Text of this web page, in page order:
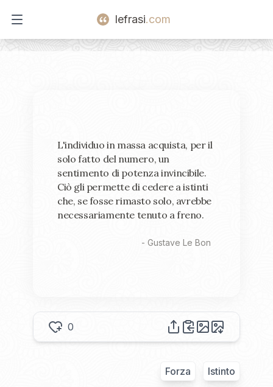
Open main menu
lefrasi.com
L'individuo in massa acquista, per il
solo fatto del numero, un
sentimento di potenza invincibile.
Ciò gli permette di cedere a istinti
che, se fosse rimasto solo, avrebbe
necessariamente tenuto a freno.
- Gustave Le Bon
0
Forza Istinto